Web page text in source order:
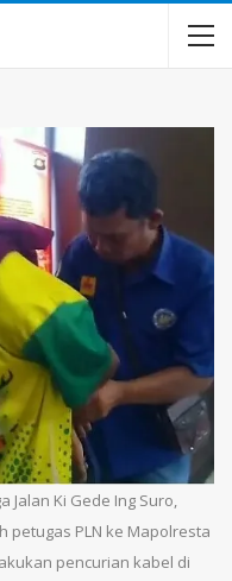
Jalan Ki Gede Ing Suro,
petugas PLN ke Mapolresta
pencurian kabel di